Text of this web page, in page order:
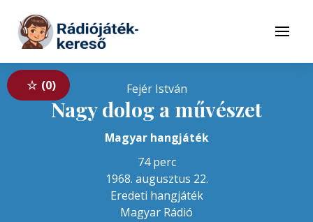
Tovább a tartalomhoz
Menü
0 Fejér István
Nagy dolog a művészet
Magyar hangjáték
74 perc
1968. augusztus 22.
Eredeti hangjáték
Magyar Rádió